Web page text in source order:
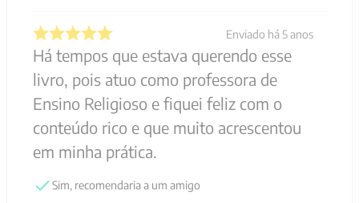
Enviado há 5 anos
Há tempos que estava querendo esse
livro, pois atuo como professora de
Ensino Religioso e fiquei feliz com o
conteúdo rico e que muito acrescentou
em minha prática.
Sim, recomendaria a um amigo